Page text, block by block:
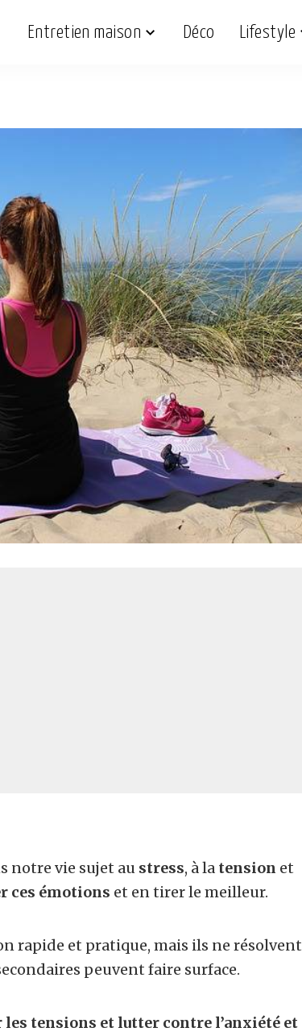
Entretien maison Déco Lifestyle
notre vie sujet au stress, à la tension et
ces émotions et en tirer le meilleur.
rapide et pratique, mais ils ne résolvent
peuvent faire surface.
les tensions et lutter contre l’anxiété et